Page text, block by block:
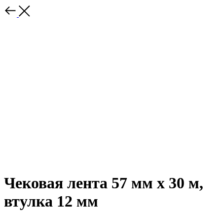
Чековая лента 57 мм x 30 м,
втулка 12 мм